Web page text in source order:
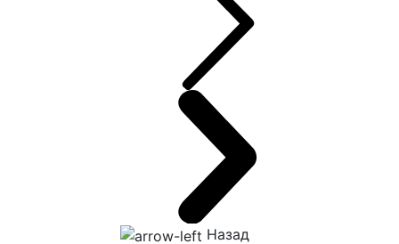
Назад